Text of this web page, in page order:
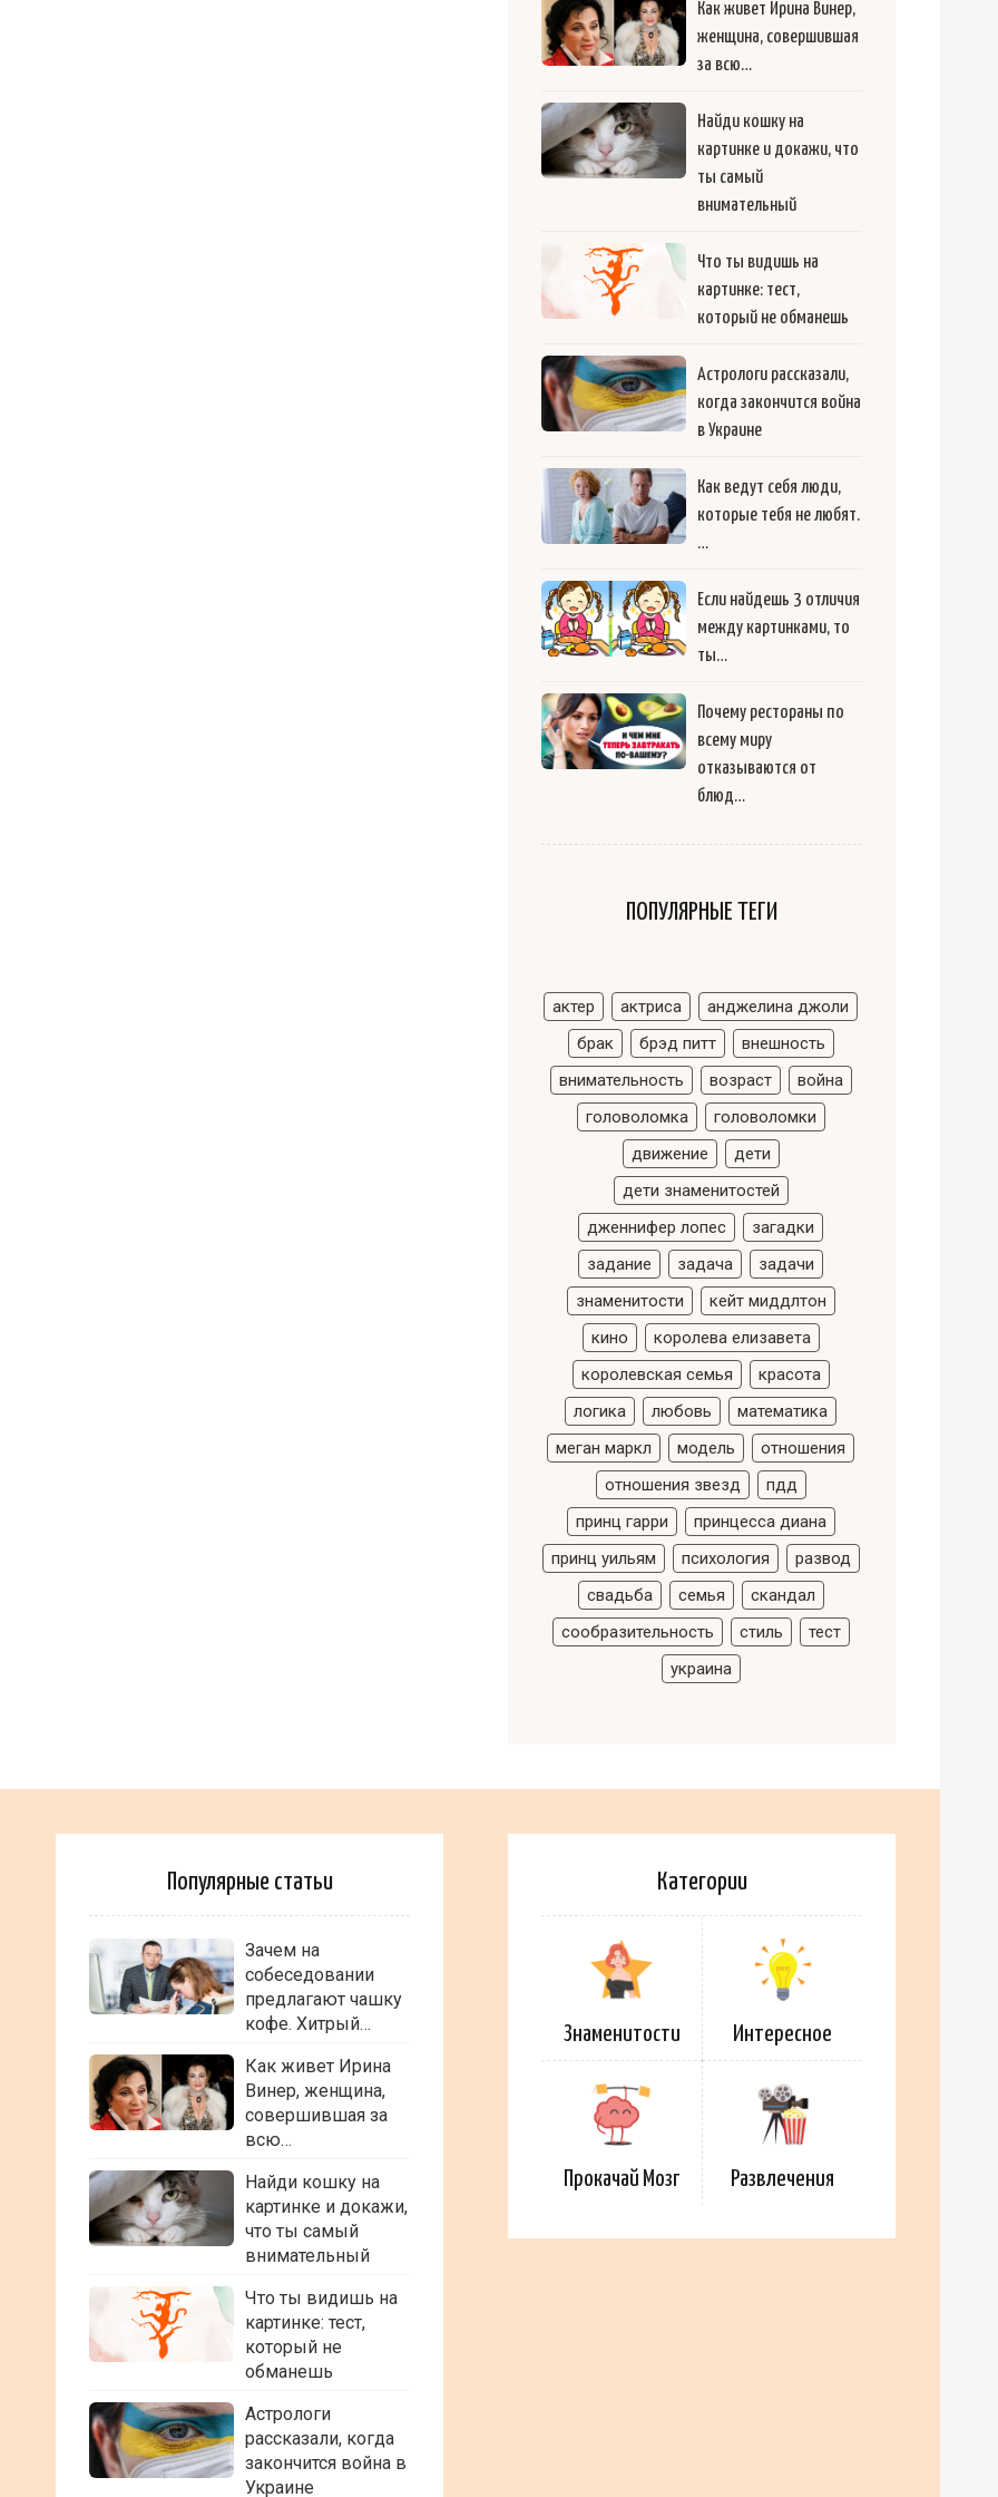
Как живет Ирина Винер,
женщина, совершившая
за всю…
Найди кошку на
картинке и докажи, что
ты самый
внимательный
Что ты видишь на
картинке: тест,
который не обманешь
Астрологи рассказали,
когда закончится война
в Украине
Как ведут себя люди,
которые тебя не любят.
…
Если найдешь 3 отличия
между картинками, то
ты…
Почему рестораны по
всему миру
отказываются от
блюд…
ПОПУЛЯРНЫЕ ТЕГИ
актер актриса
анджелина джоли
брак
брэд питт
внешность
внимательность
возраст
война
головоломка
головоломки
движение
дети
дети знаменитостей
дженнифер лопес
загадки
задание
задача
задачи
знаменитости
кейт миддлтон
кино
королева елизавета
королевская семья
красота
логика
любовь
математика
меган маркл
модель
отношения
отношения звезд
пдд
принц гарри
принцесса диана
принц уильям
психология
развод
свадьба
семья
скандал
сообразительность
стиль
тест
украина
Популярные статьи
Зачем на
собеседовании
предлагают чашку
кофе. Хитрый…
Как живет Ирина
Винер, женщина,
совершившая за
всю…
Найди кошку на
картинке и докажи,
что ты самый
внимательный
Что ты видишь на
картинке: тест,
который не
обманешь
Астрологи
рассказали, когда
закончится война в
Украине
Категории
Знаменитости Интересное
Прокачай Мозг Развлечения